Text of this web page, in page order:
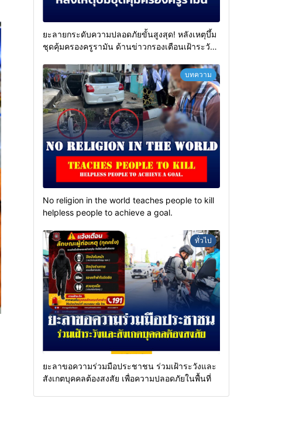
ยะลายกระดับความปลอดภัยขั้นสูงสุด! หลังเหตุบึ้ม
ชุดคุ้มครองครูรามัน ด้านข่าวกรองเตือนเฝ้าระวัง
บทความ
No religion in the world teaches people to kill
helpless people to achieve a goal.
ทั่วไป
ยะลาขอความร่วมมือประชาชน ร่วมเฝ้าระวังและ
สังเกตบุคคลต้องสงสัย เพื่อความปลอดภัยในพื้นที่